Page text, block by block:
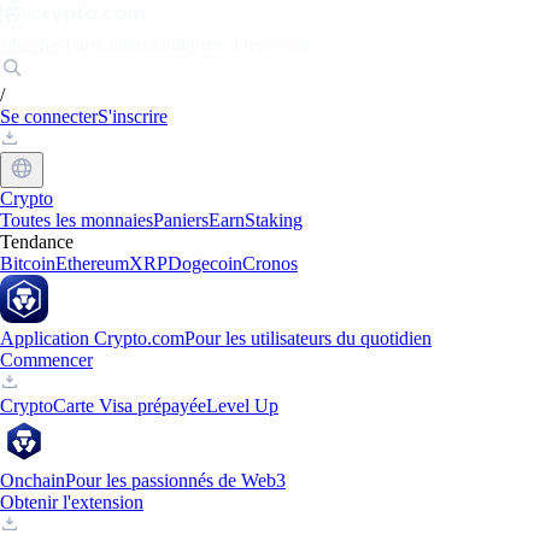
/
Se connecterS'inscrire
Crypto
Toutes les monnaiesPaniersEarnStaking
Tendance
BitcoinEthereumXRPDogecoinCronos
Application Crypto.comPour les utilisateurs du quotidien
Commencer
CryptoCarte Visa prépayéeLevel Up
OnchainPour les passionnés de Web3
Obtenir l'extension